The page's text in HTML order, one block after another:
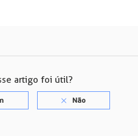
artigo foi útil?